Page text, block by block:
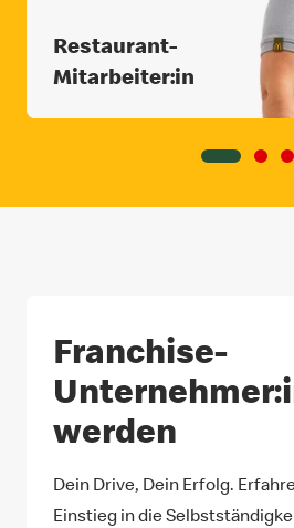
Restaurant-
Mitarbeiter:in
Franchise-
werden
Dein Drive, Dein Erfolg.
Einstieg in die